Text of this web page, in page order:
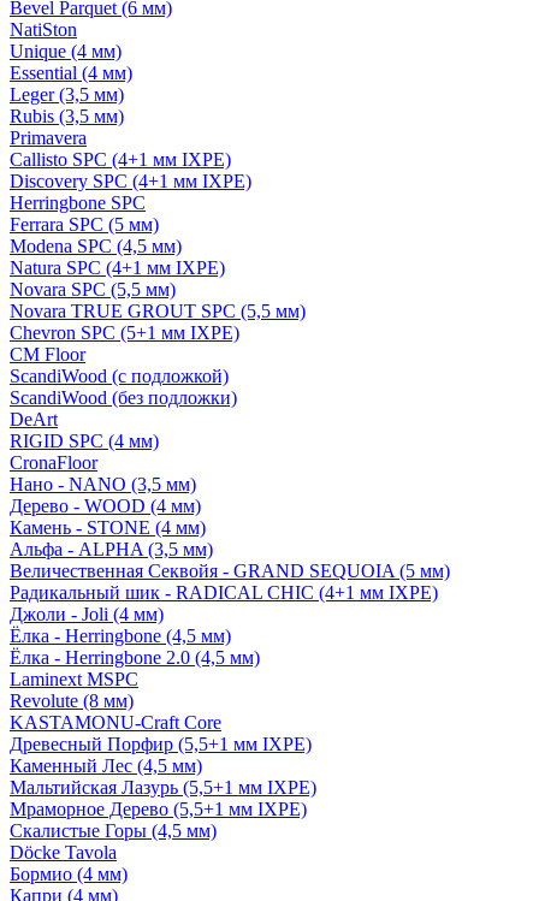
Bevel Parquet (6 мм)
NatiSton
Unique (4 мм)
Essential (4 мм)
Leger (3,5 мм)
Rubis (3,5 мм)
Primavera
Callisto SPC (4+1 мм IXPE)
Discovery SPC (4+1 мм IXPE)
Herringbone SPC
Ferrara SPC (5 мм)
Modena SPC (4,5 мм)
Natura SPC (4+1 мм IXPE)
Novara SPC (5,5 мм)
Novara TRUE GROUT SPC (5,5 мм)
Chevron SPC (5+1 мм IXPE)
CM Floor
ScandiWood (с подложкой)
ScandiWood (без подложки)
DeArt
RIGID SPC (4 мм)
CronaFloor
Нано - NANO (3,5 мм)
Дерево - WOOD (4 мм)
Камень - STONE (4 мм)
Альфа - ALPHA (3,5 мм)
Величественная Секвойя - GRAND SEQUOIA (5 мм)
Радикальный шик - RADICAL CHIC (4+1 мм IXPE)
Джоли - Joli (4 мм)
Ёлка - Herringbone (4,5 мм)
Ёлка - Herringbone 2.0 (4,5 мм)
Laminext MSPC
Revolute (8 мм)
KASTAMONU-Craft Core
Древесный Порфир (5,5+1 мм IXPE)
Каменный Лес (4,5 мм)
Мальтийская Лазурь (5,5+1 мм IXPE)
Мраморное Дерево (5,5+1 мм IXPE)
Скалистые Горы (4,5 мм)
Döcke Tavola
Бормио (4 мм)
Капри (4 мм)